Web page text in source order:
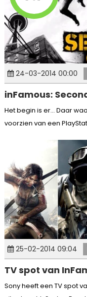
24-03-2014 00:00
inFamous:
Het begin is er… Daar
voorzien van een
25-02-2014 09:04
TV spot van
Sony heeft een TV spot